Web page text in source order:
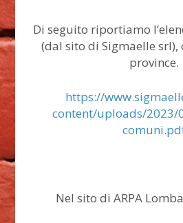
Di seguito riportiamo
(dal sito di Sigmaelle
province.
https://
content/uploads/2023/
Nel sito di ARPA